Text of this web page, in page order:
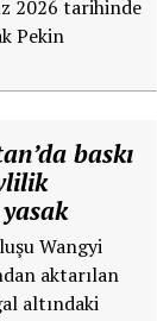
2026 tarihinde
Pekin
baskı
Wangyi
aktarılan
altındaki